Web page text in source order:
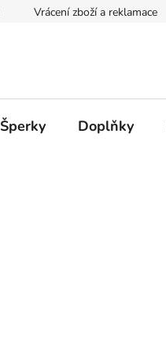
Vrácení zboží a reklamace
Šperky Doplňky